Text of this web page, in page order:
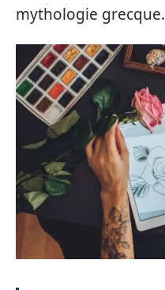
mythologie grecque.